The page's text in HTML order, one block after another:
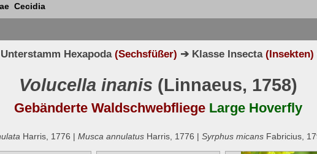
Cecidia
Hexapoda(Sechsfüßer) ➔ Klasse Insecta(Insekten)
Volucella inanis (Linnaeus, 1758)
Gebänderte Waldschwebfliege Large Hoverfly
Harris, 1776 | Musca annulatus Harris, 1776 | Syrphus micans Fabricius,